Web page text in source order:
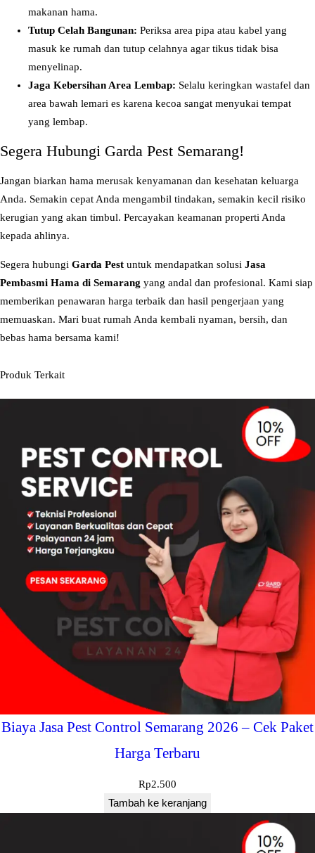
makanan hama.
Tutup Celah Bangunan: Periksa area pipa atau kabel yang
masuk ke rumah dan tutup celahnya agar tikus tidak bisa
menyelinap.
Jaga Kebersihan Area Lembap: Selalu keringkan wastafel dan
area bawah lemari es karena kecoa sangat menyukai tempat
yang lembap.
Segera Hubungi Garda Pest Semarang!
Jangan biarkan hama merusak kenyamanan dan kesehatan keluarga
Anda. Semakin cepat Anda mengambil tindakan, semakin kecil risiko
kerugian yang akan timbul. Percayakan keamanan properti Anda
kepada ahlinya.
Segera hubungi Garda Pest untuk mendapatkan solusi Jasa
Pembasmi Hama di Semarang yang andal dan profesional. Kami siap
memberikan penawaran harga terbaik dan hasil pengerjaan yang
memuaskan. Mari buat rumah Anda kembali nyaman, bersih, dan
bebas hama bersama kami!
Produk Terkait
Biaya Jasa Pest Control Semarang 2026 – Cek Paket
Harga Terbaru
Rp2.500
Tambah ke keranjang